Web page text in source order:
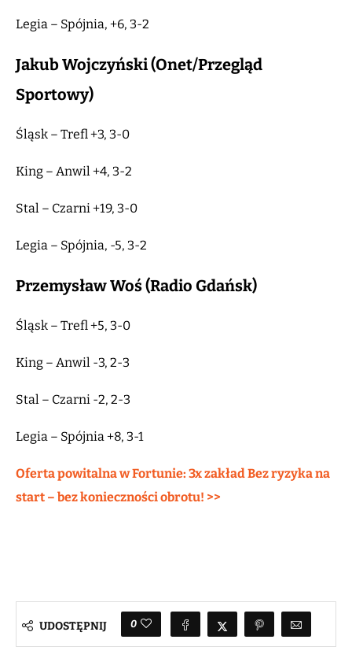
Legia – Spójnia, +6, 3-2
Jakub Wojczyński (Onet/Przegląd
Sportowy)
Śląsk – Trefl +3, 3-0
King – Anwil +4, 3-2
Stal – Czarni +19, 3-0
Legia – Spójnia, -5, 3-2
Przemysław Woś (Radio Gdańsk)
Śląsk – Trefl +5, 3-0
King – Anwil -3, 2-3
Stal – Czarni -2, 2-3
Legia – Spójnia +8, 3-1
Oferta powitalna w Fortunie: 3x zakład Bez ryzyka na
start – bez konieczności obrotu! >>
UDOSTĘPNIJ 0